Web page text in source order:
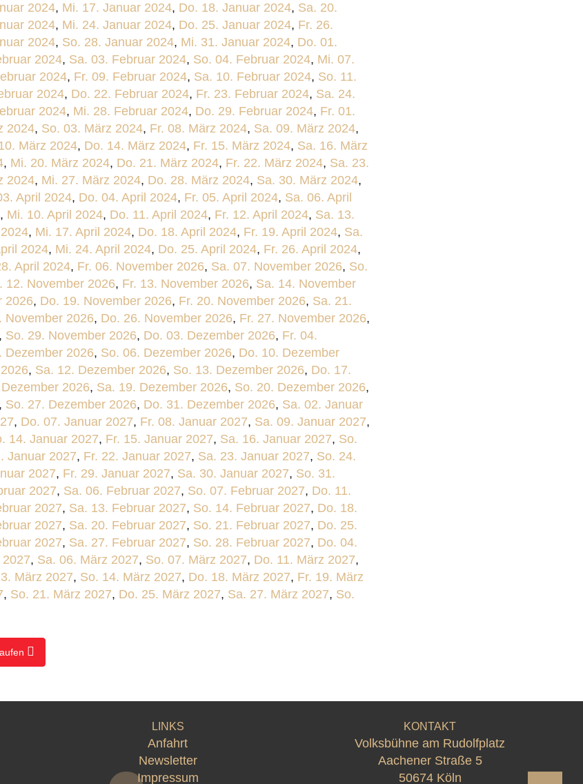
2024, Mi. 17. Januar 2024, Do. 18. Januar 2024, Sa. 20.
2024, Mi. 24. Januar 2024, Do. 25. Januar 2024, Fr. 26.
2024, So. 28. Januar 2024, Mi. 31. Januar 2024, Do. 01.
2024, Sa. 03. Februar 2024, So. 04. Februar 2024, Mi. 07.
2024, Fr. 09. Februar 2024, Sa. 10. Februar 2024, So. 11.
2024, Do. 22. Februar 2024, Fr. 23. Februar 2024, Sa. 24.
2024, Mi. 28. Februar 2024, Do. 29. Februar 2024, Fr. 01.
2024, So. 03. März 2024, Fr. 08. März 2024, Sa. 09. März 2024,
März 2024, Do. 14. März 2024, Fr. 15. März 2024, Sa. 16. März
, Mi. 20. März 2024, Do. 21. März 2024, Fr. 22. März 2024, Sa. 23.
2024, Mi. 27. März 2024, Do. 28. März 2024, Sa. 30. März 2024,
April 2024, Do. 04. April 2024, Fr. 05. April 2024, Sa. 06. April
, Mi. 10. April 2024, Do. 11. April 2024, Fr. 12. April 2024, Sa. 13.
, Mi. 17. April 2024, Do. 18. April 2024, Fr. 19. April 2024, Sa.
2024, Mi. 24. April 2024, Do. 25. April 2024, Fr. 26. April 2024,
April 2024, Fr. 06. November 2026, Sa. 07. November 2026, So.
12. November 2026, Fr. 13. November 2026, Sa. 14. November
2026, Do. 19. November 2026, Fr. 20. November 2026, Sa. 21.
November 2026, Do. 26. November 2026, Fr. 27. November 2026,
, So. 29. November 2026, Do. 03. Dezember 2026, Fr. 04.
Dezember 2026, So. 06. Dezember 2026, Do. 10. Dezember
, Sa. 12. Dezember 2026, So. 13. Dezember 2026, Do. 17.
2026, Sa. 19. Dezember 2026, So. 20. Dezember 2026,
, So. 27. Dezember 2026, Do. 31. Dezember 2026, Sa. 02. Januar
, Do. 07. Januar 2027, Fr. 08. Januar 2027, Sa. 09. Januar 2027,
14. Januar 2027, Fr. 15. Januar 2027, Sa. 16. Januar 2027, So.
Januar 2027, Fr. 22. Januar 2027, Sa. 23. Januar 2027, So. 24.
2027, Fr. 29. Januar 2027, Sa. 30. Januar 2027, So. 31.
2027, Sa. 06. Februar 2027, So. 07. Februar 2027, Do. 11.
2027, Sa. 13. Februar 2027, So. 14. Februar 2027, Do. 18.
2027, Sa. 20. Februar 2027, So. 21. Februar 2027, Do. 25.
2027, Sa. 27. Februar 2027, So. 28. Februar 2027, Do. 04.
, Sa. 06. März 2027, So. 07. März 2027, Do. 11. März 2027,
März 2027, So. 14. März 2027, Do. 18. März 2027, Fr. 19. März
, So. 21. März 2027, Do. 25. März 2027, Sa. 27. März 2027, So.
LINKS
Anfahrt
Newsletter
Impressum
KONTAKT
Volksbühne am Rudolfplatz
Aachener Straße 5
50674 Köln